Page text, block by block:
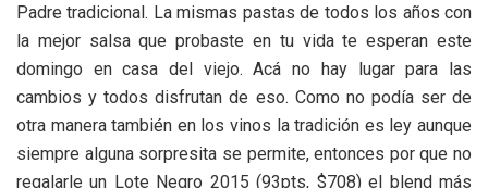
Padre tradicional. La mismas pastas de todos los años con
la mejor salsa que probaste en tu vida te esperan este
domingo en casa del viejo. Acá no hay lugar para las
cambios y todos disfrutan de eso. Como no podía ser de
otra manera también en los vinos la tradición es ley aunque
siempre alguna sorpresita se permite, entonces por que no
regalarle un Lote Negro 2015 (93pts, $708) el blend más